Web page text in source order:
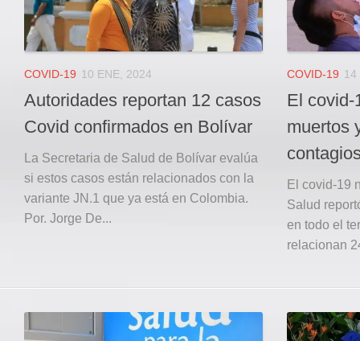
ÁREA METROPOLITANA
REGIONAL
DEPARTAMENTAL
Internacional
OPINIÓN
facebook
Twitter
COVID-19 10 ENE, 2024
Autoridades reportan 12 casos
Covid confirmados en Bolívar
La Secretaria de Salud de Bolívar evalúa
si estos casos están relacionados con la
variante JN.1 que ya está en Colombia.
Por. Jorge De...
COVID-19
El covid-
muertos
El covid-19
Salud
en todo el
relacionan